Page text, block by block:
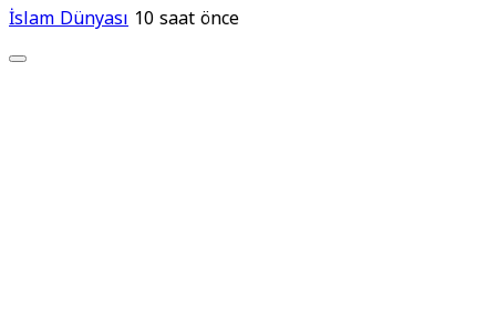
İslam Dünyası 10 saat önce